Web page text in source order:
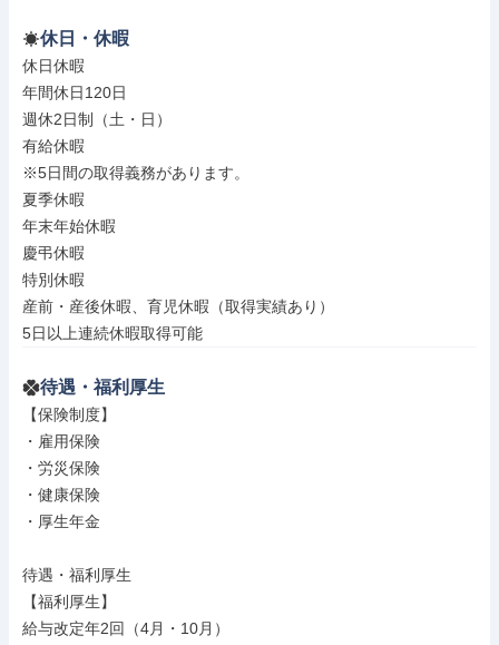
休日・休暇
休日休暇
年間休日120日
週休2日制（土・日）
有給休暇
※5日間の取得義務があります。
夏季休暇
年末年始休暇
慶弔休暇
特別休暇
産前・産後休暇、育児休暇（取得実績あり）
5日以上連続休暇取得可能
待遇・福利厚生
【保険制度】
・雇用保険
・労災保険
・健康保険
・厚生年金
待遇・福利厚生
【福利厚生】
給与改定年2回（4月・10月）